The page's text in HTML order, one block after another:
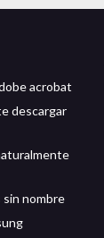
acrobat
descargar
nombre